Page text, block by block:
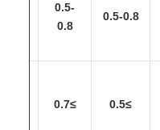
0.5-0.8
0.5-
0.8
≥0.5
≥0.7